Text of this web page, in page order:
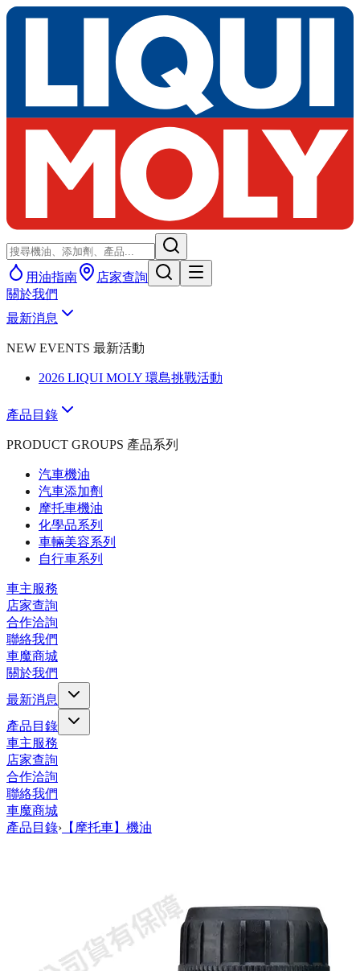
用油指南
店家查詢
關於我們
最新消息
NEW EVENTS 最新活動
2026 LIQUI MOLY 環島挑戰活動
產品目錄
PRODUCT GROUPS 產品系列
汽車機油
汽車添加劑
摩托車機油
化學品系列
車輛美容系列
自行車系列
車主服務
店家查詢
合作洽詢
聯絡我們
車魔商城
關於我們
最新消息
產品目錄
車主服務
店家查詢
合作洽詢
聯絡我們
車魔商城
產品目錄› 【摩托車】機油